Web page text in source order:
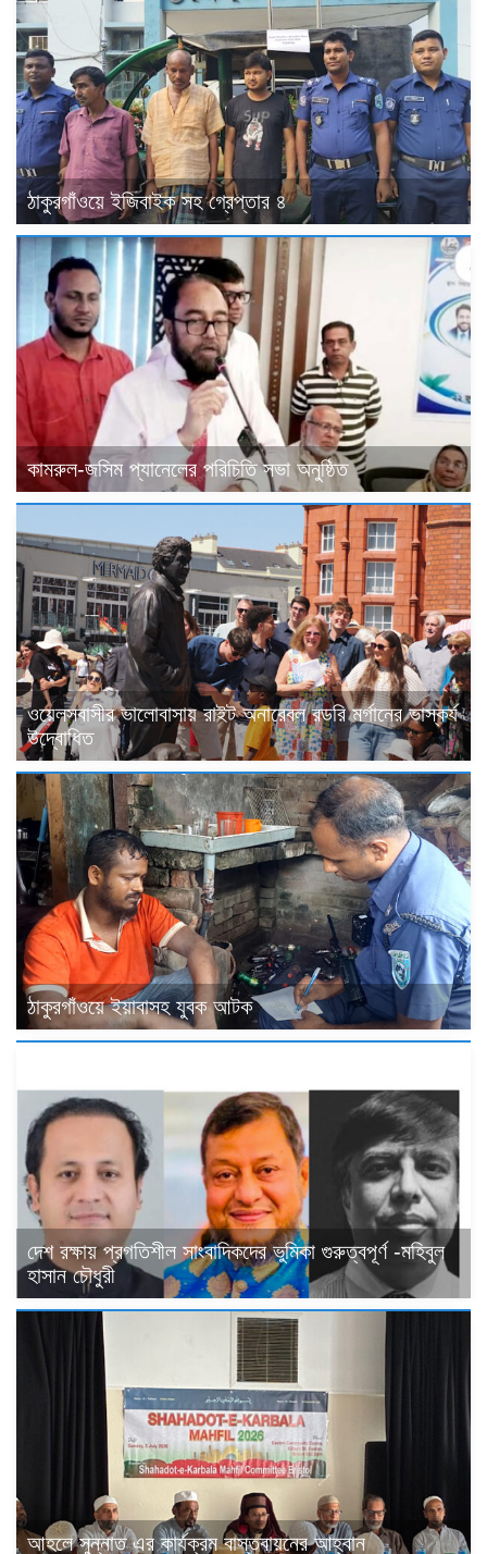
ঠাকুরগাঁওয়ে ইজিবাইক সহ গ্রেপ্তার ৪
কামরুল-জসিম প্যানেলের পরিচিতি সভা অনুষ্ঠিত
ওয়েলসবাসীর ভালোবাসায় রাইট অনারেবল রডরি মর্গানের ভাস্কর্য
উদ্বোধিত
ঠাকুরগাঁওয়ে ইয়াবাসহ যুবক আটক
দেশ রক্ষায় প্রগতিশীল সাংবাদিকদের ভুমিকা গুরুত্বপূর্ণ -মহিবুল
হাসান চৌধুরী
আহলে সুন্নাত এর কার্যক্রম বাস্তবায়নের আহ্বান